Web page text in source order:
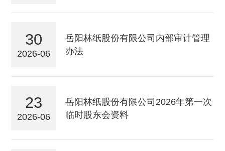
30
2026-06
岳阳林纸股份有限公司内部审计管理
办法
23
2026-06
岳阳林纸股份有限公司2026年第一次
临时股东会资料